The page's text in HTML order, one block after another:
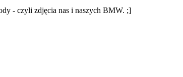
- czyli zdjęcia nas i naszych BMW. ;]